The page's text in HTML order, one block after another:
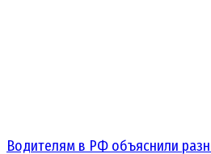
Водителям в РФ объяснили